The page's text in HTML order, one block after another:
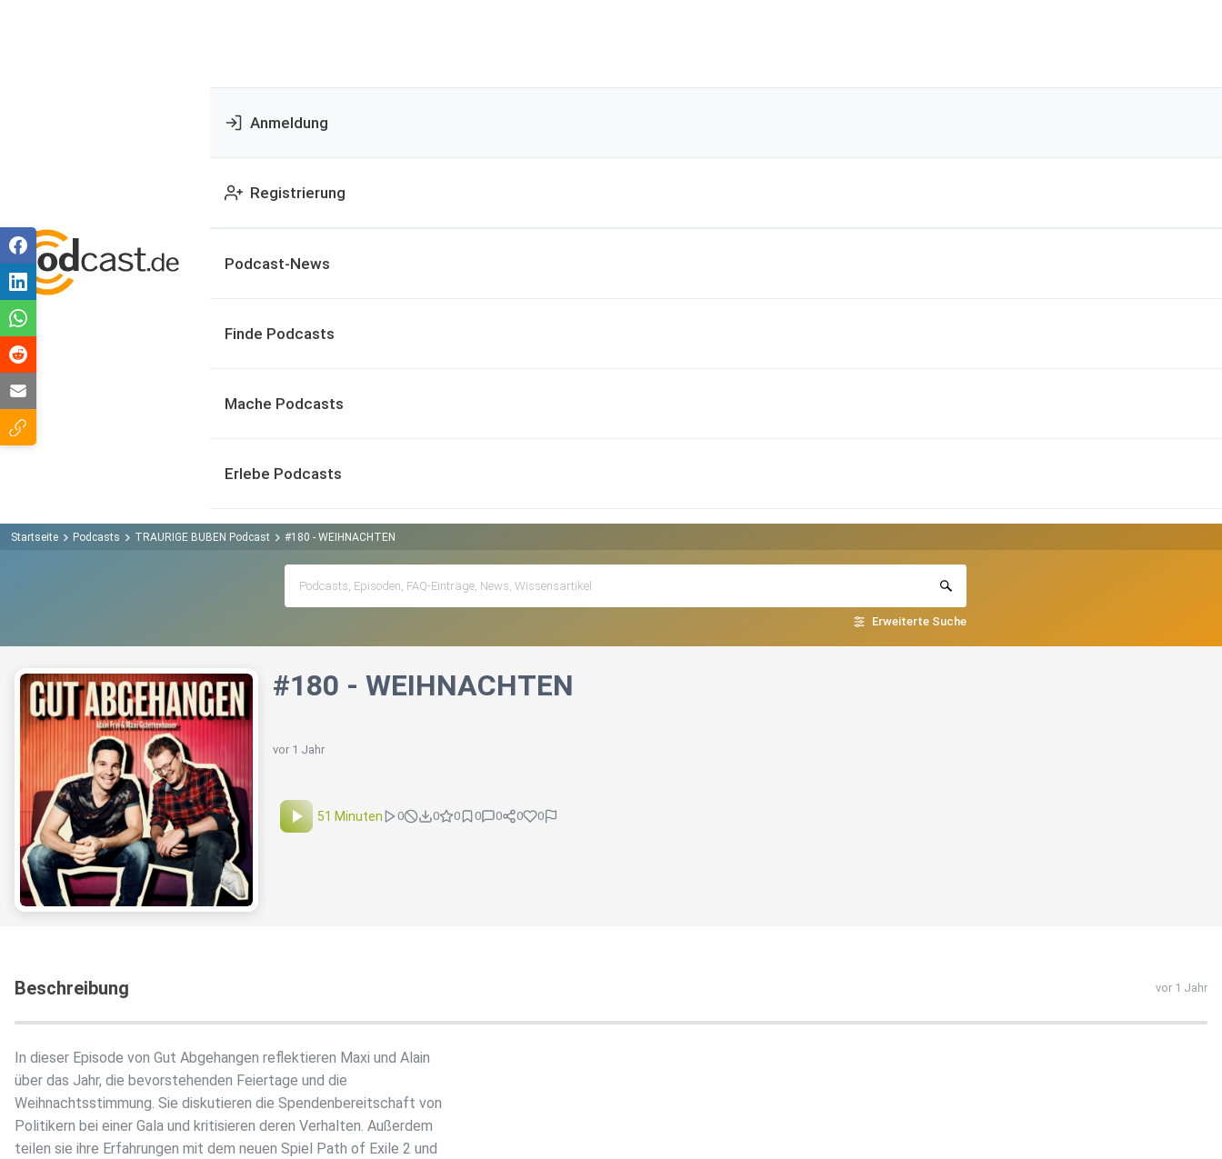
Anmeldung
Registrierung
Podcast-News
Finde Podcasts
Mache Podcasts
Erlebe Podcasts
Startseite Podcasts TRAURIGE BUBEN Podcast #180 - WEIHNACHTEN
Erweiterte Suche
#180 - WEIHNACHTEN
vor 1 Jahr
51 Minuten 0 0 0 0 0 0 0
Beschreibung vor 1 Jahr
In dieser Episode von Gut Abgehangen reflektieren Maxi und Alain
über das Jahr, die bevorstehenden Feiertage und die
Weihnachtsstimmung. Sie diskutieren die Spendenbereitschaft von
Politikern bei einer Gala und kritisieren deren Verhalten. Außerdem
teilen sie ihre Erfahrungen mit dem neuen Spiel Path of Exile 2 und